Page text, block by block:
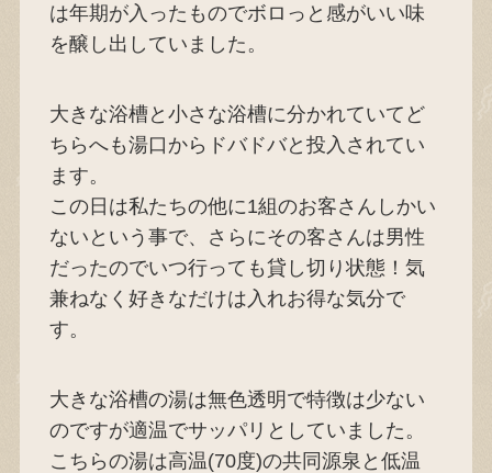
は年期が入ったものでボロっと感がいい味
を醸し出していました。
大きな浴槽と小さな浴槽に分かれていてど
ちらへも湯口からドバドバと投入されてい
ます。
この日は私たちの他に1組のお客さんしかい
ないという事で、さらにその客さんは男性
だったのでいつ行っても貸し切り状態！気
兼ねなく好きなだけは入れお得な気分で
す。
大きな浴槽の湯は無色透明で特徴は少ない
のですが適温でサッパリとしていました。
こちらの湯は高温(70度)の共同源泉と低温